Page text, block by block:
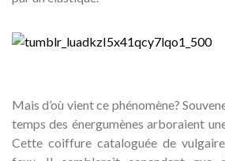
Mais d’où vient ce phénomène?
temps des énergumènes arboraient
Cette coiffure cataloguée de